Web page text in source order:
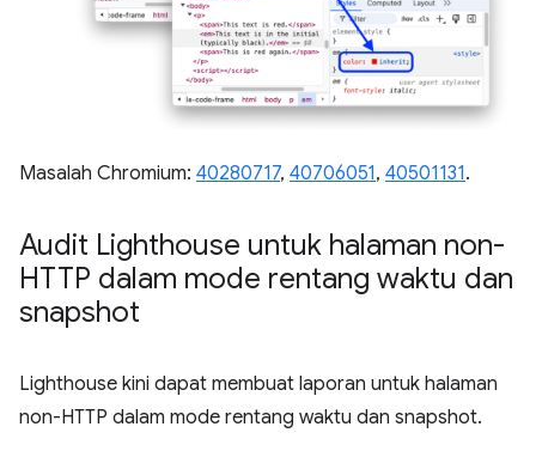
Masalah Chromium: 40280717, 40706051, 40501131.
Audit Lighthouse untuk halaman non-
HTTP dalam mode rentang waktu dan
snapshot
Lighthouse kini dapat membuat laporan untuk halaman
non-HTTP dalam mode rentang waktu dan snapshot.